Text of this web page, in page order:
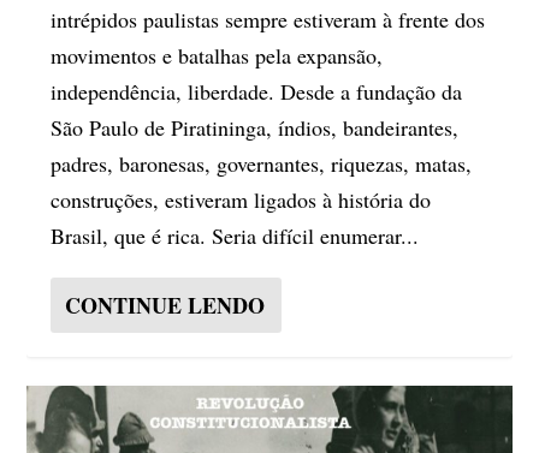
intrépidos paulistas sempre estiveram à frente dos
movimentos e batalhas pela expansão,
independência, liberdade. Desde a fundação da
São Paulo de Piratininga, índios, bandeirantes,
padres, baronesas, governantes, riquezas, matas,
construções, estiveram ligados à história do
Brasil, que é rica. Seria difícil enumerar...
CONTINUE LENDO